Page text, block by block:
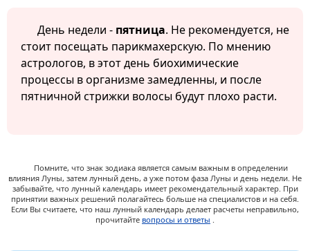
День недели - пятница. Не рекомендуется, не
стоит посещать парикмахерскую. По мнению
астрологов, в этот день биохимические
процессы в организме замедленны, и после
пятничной стрижки волосы будут плохо расти.
Помните, что знак зодиака является самым важным в определении
влияния Луны, затем лунный день, а уже потом фаза Луны и день недели. Не
забывайте, что лунный календарь имеет рекомендательный характер. При
принятии важных решений полагайтесь больше на специалистов и на себя.
Если Вы считаете, что наш лунный календарь делает расчеты неправильно,
прочитайте вопросы и ответы .